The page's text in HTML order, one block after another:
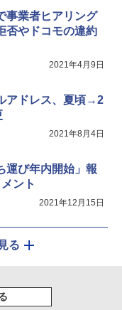
事業者ヒアリング
やドコモの違約
2021年4月9日
アドレス、夏頃→2
2021年8月4日
運び年内開始」報
ント
2021年12月15日
る